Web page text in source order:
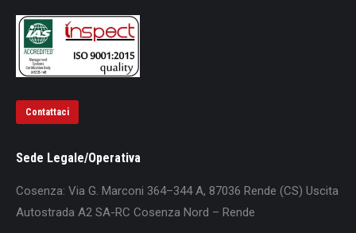
Contattaci
Sede Legale/Operativa
Cosenza: Via G. Marconi 364–344 A, 87036 Rende (CS) Uscita
Autostrada A2 SA-RC Cosenza Nord – Rende